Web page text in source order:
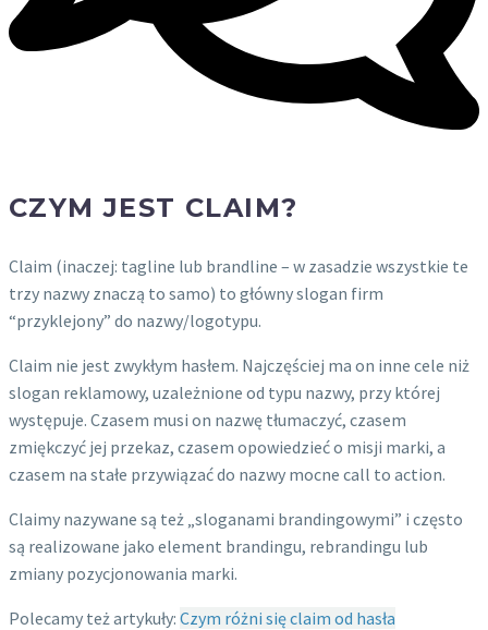
CZYM JEST CLAIM?
Claim (inaczej: tagline lub brandline – w zasadzie wszystkie te
trzy nazwy znaczą to samo) to główny slogan firm
“przyklejony” do nazwy/logotypu.
Claim nie jest zwykłym hasłem. Najczęściej ma on inne cele niż
slogan reklamowy, uzależnione od typu nazwy, przy której
występuje. Czasem musi on nazwę tłumaczyć, czasem
zmiękczyć jej przekaz, czasem opowiedzieć o misji marki, a
czasem na stałe przywiązać do nazwy mocne call to action.
Claimy nazywane są też „sloganami brandingowymi” i często
są realizowane jako element brandingu, rebrandingu lub
zmiany pozycjonowania marki.
Polecamy też artykuły: Czym różni się claim od hasła